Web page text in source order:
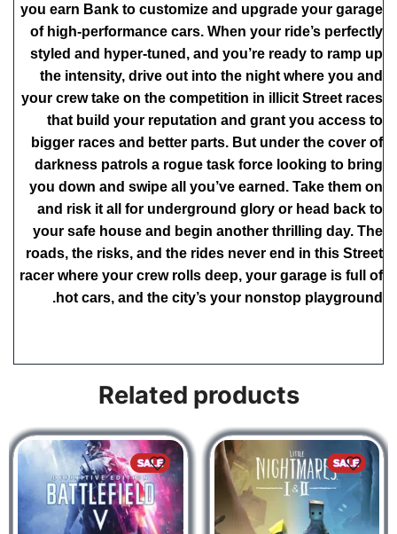
you earn Bank to customize and upgrade your garage
of high-performance cars. When your ride’s perfectly
styled and hyper-tuned, and you’re ready to ramp up
the intensity, drive out into the night where you and
your crew take on the competition in illicit Street races
that build your reputation and grant you access to
bigger races and better parts. But under the cover of
darkness patrols a rogue task force looking to bring
you down and swipe all you’ve earned. Take them on
and risk it all for underground glory or head back to
your safe house and begin another thrilling day. The
roads, the risks, and the rides never end in this Street
racer where your crew rolls deep, your garage is full of
hot cars, and the city’s your nonstop playground.
Related products
SALE
SALE